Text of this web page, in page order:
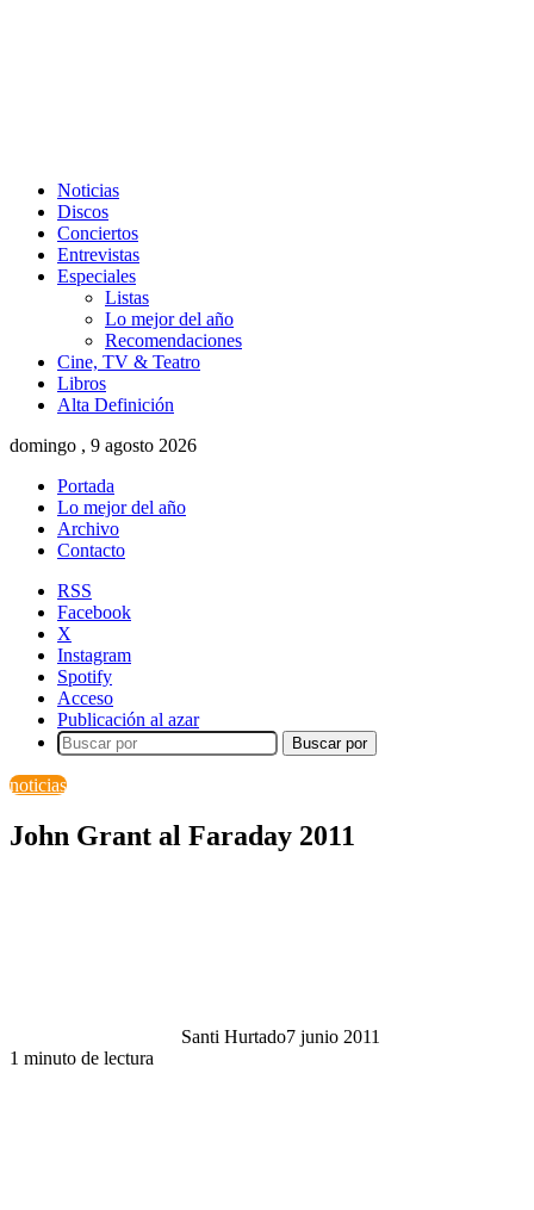
Noticias
Discos
Conciertos
Entrevistas
Especiales
Listas
Lo mejor del año
Recomendaciones
Cine, TV & Teatro
Libros
Alta Definición
domingo , 9 agosto 2026
Portada
Lo mejor del año
Archivo
Contacto
RSS
Facebook
X
Instagram
Spotify
Acceso
Publicación al azar
Buscar por
noticias
John Grant al Faraday 2011
Santi Hurtado7 junio 2011
1 minuto de lectura